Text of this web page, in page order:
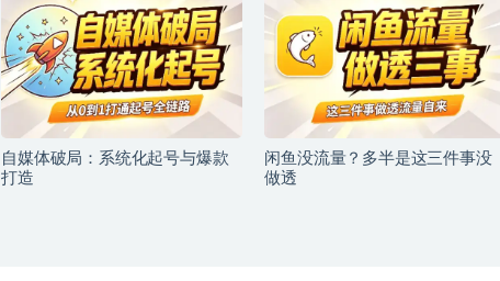
自媒体破局：系统化起号与爆款
打造
闲鱼没流量？多半是这三件事没
做透